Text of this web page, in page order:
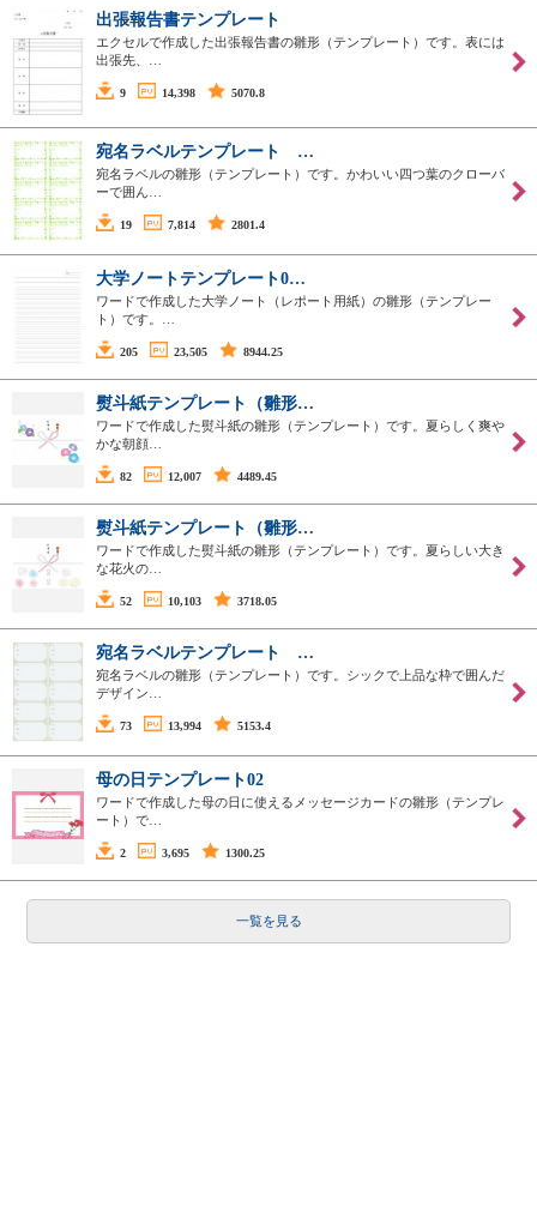
出張報告書テンプレート
エクセルで作成した出張報告書の雛形（テンプレート）です。表には
出張先、…
9 14,398 5070.8
宛名ラベルテンプレート …
宛名ラベルの雛形（テンプレート）です。かわいい四つ葉のクローバ
ーで囲ん…
19 7,814 2801.4
大学ノートテンプレート0…
ワードで作成した大学ノート（レポート用紙）の雛形（テンプレー
ト）です。…
205 23,505 8944.25
熨斗紙テンプレート（雛形…
ワードで作成した熨斗紙の雛形（テンプレート）です。夏らしく爽や
かな朝顔…
82 12,007 4489.45
熨斗紙テンプレート（雛形…
ワードで作成した熨斗紙の雛形（テンプレート）です。夏らしい大き
な花火の…
52 10,103 3718.05
宛名ラベルテンプレート …
宛名ラベルの雛形（テンプレート）です。シックで上品な枠で囲んだ
デザイン…
73 13,994 5153.4
母の日テンプレート02
ワードで作成した母の日に使えるメッセージカードの雛形（テンプレ
ート）で…
2 3,695 1300.25
一覧を見る